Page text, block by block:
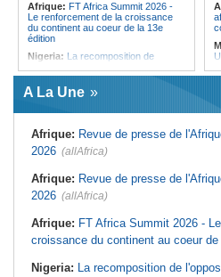
Afrique: FT Africa Summit 2026 -
Le renforcement de la croissance
du continent au coeur de la 13e
édition
Nigeria: La recomposition de
durcissement électoral
Afrique de l'Ouest:
pour le secteur agricole
Afrique de l'Ouest:Terrorisme,
armes légères - L'ONU tire la
sonnette d'alarme
Mali:
La Biennale sportive fait son
retour après 36 ans d'interruption
Guinée:Nouvelle coupure des
2023
Burkina Faso:10e Cérémonial
Sankara
«
A La Une
Afrique: Revue de presse de
2026 (allAfrica)
Afrique: Revue de presse de
2026 (allAfrica)
Afrique: FT Africa Summit 2026 -
croissance du continent au coeur
Nigeria: La recomposition de